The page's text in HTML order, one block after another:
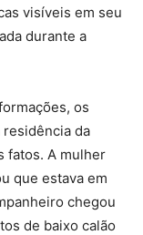
visíveis em seu
durante a
os
da
fatos. A mulher
que estava em
chegou
de baixo calão